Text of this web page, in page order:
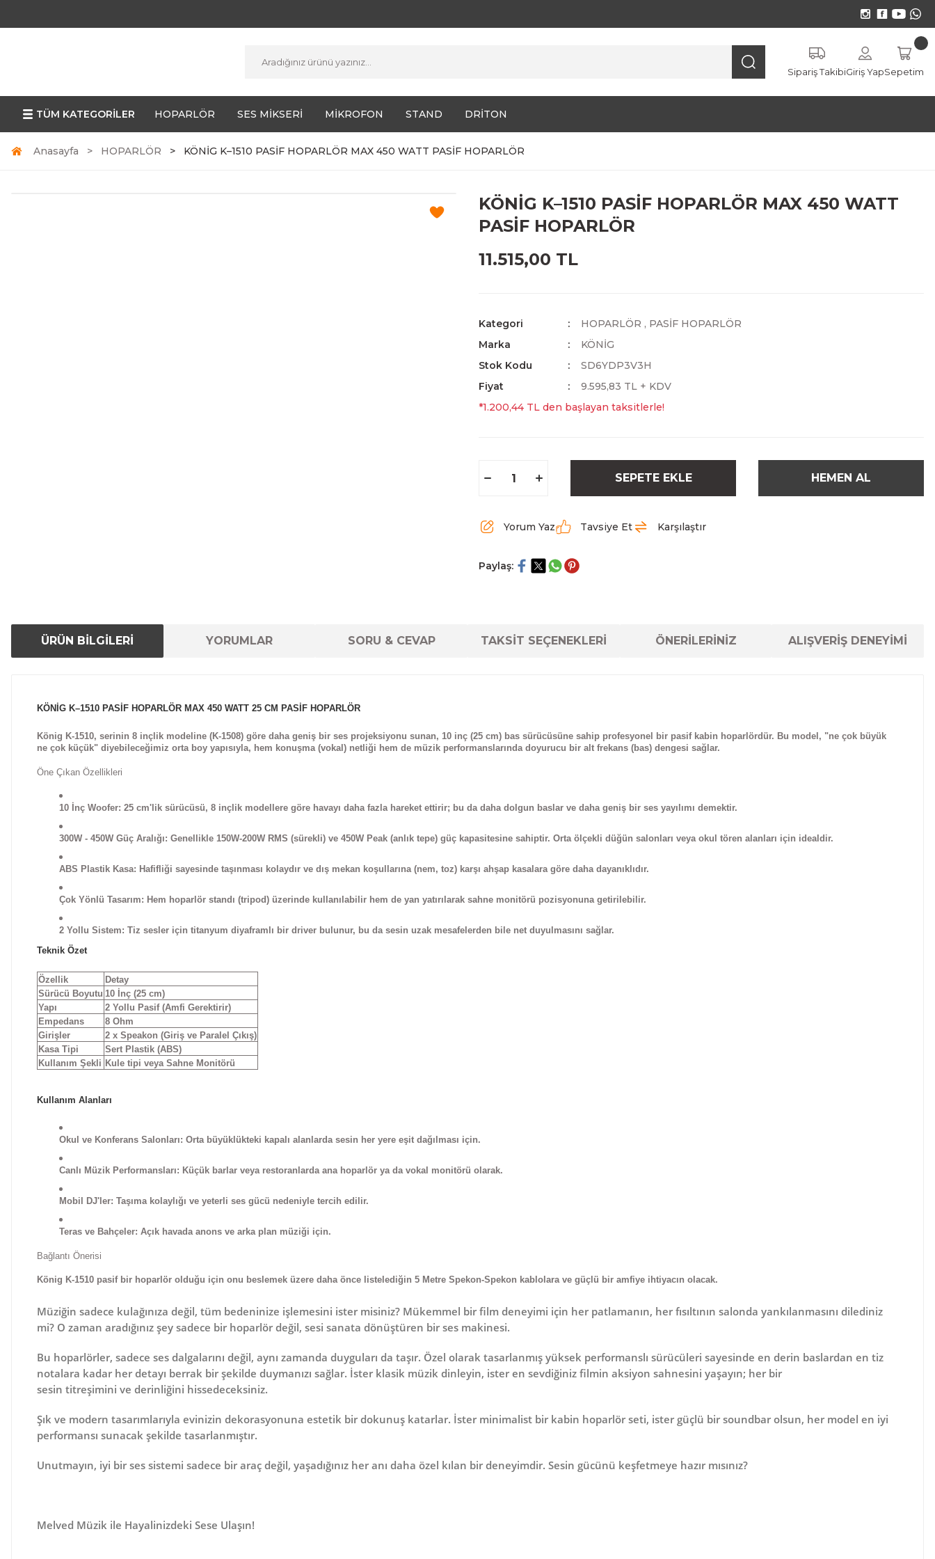
Sipariş TakibiGiriş YapSepetim
TÜM KATEGORİLER HOPARLÖR SES MİKSERİ MİKROFON STAND DRİTON
Anasayfa HOPARLÖR KÖNİG K–1510 PASİF HOPARLÖR MAX 450 WATT PASİF HOPARLÖR
KÖNİG K–1510 PASİF HOPARLÖR MAX 450 WATT
PASİF HOPARLÖR
11.515,00 TL
Kategori HOPARLÖR , PASİF HOPARLÖR
Marka
KÖNİG
Stok Kodu
SD6YDP3V3H
Fiyat
9.595,83 TL + KDV
*1.200,44 TL den başlayan taksitlerle!
SEPETE EKLE HEMEN AL
Yorum Yaz Tavsiye Et Karşılaştır
Paylaş:
ÜRÜN BİLGİLERİ YORUMLAR SORU & CEVAP TAKSİT SEÇENEKLERİ ÖNERİLERİNİZ ALIŞVERİŞ DENEYİMİ
KÖNİG K–1510 PASİF HOPARLÖR MAX 450 WATT 25 CM PASİF HOPARLÖR
König K-1510, serinin 8 inçlik modeline (K-1508) göre daha geniş bir ses projeksiyonu sunan, 10 inç (25 cm) bas sürücüsüne sahip profesyonel bir pasif kabin hoparlördür. Bu model, "ne çok büyük
ne çok küçük" diyebileceğimiz orta boy yapısıyla, hem konuşma (vokal) netliği hem de müzik performanslarında doyurucu bir alt frekans (bas) dengesi sağlar.
Öne Çıkan Özellikleri
10 İnç Woofer: 25 cm'lik sürücüsü, 8 inçlik modellere göre havayı daha fazla hareket ettirir; bu da daha dolgun baslar ve daha geniş bir ses yayılımı demektir.
300W - 450W Güç Aralığı: Genellikle 150W-200W RMS (sürekli) ve 450W Peak (anlık tepe) güç kapasitesine sahiptir. Orta ölçekli düğün salonları veya okul tören alanları için idealdir.
ABS Plastik Kasa: Hafifliği sayesinde taşınması kolaydır ve dış mekan koşullarına (nem, toz) karşı ahşap kasalara göre daha dayanıklıdır.
Çok Yönlü Tasarım: Hem hoparlör standı (tripod) üzerinde kullanılabilir hem de yan yatırılarak sahne monitörü pozisyonuna getirilebilir.
2 Yollu Sistem: Tiz sesler için titanyum diyaframlı bir driver bulunur, bu da sesin uzak mesafelerden bile net duyulmasını sağlar.
Teknik Özet
Özellik
Detay
Sürücü Boyutu 10 İnç (25 cm)
Yapı
2 Yollu Pasif (Amfi Gerektirir)
Empedans
8 Ohm
Girişler
2 x Speakon (Giriş ve Paralel Çıkış)
Kasa Tipi
Sert Plastik (ABS)
Kullanım Şekli Kule tipi veya Sahne Monitörü
Kullanım Alanları
Okul ve Konferans Salonları: Orta büyüklükteki kapalı alanlarda sesin her yere eşit dağılması için.
Canlı Müzik Performansları: Küçük barlar veya restoranlarda ana hoparlör ya da vokal monitörü olarak.
Mobil DJ'ler: Taşıma kolaylığı ve yeterli ses gücü nedeniyle tercih edilir.
Teras ve Bahçeler: Açık havada anons ve arka plan müziği için.
Bağlantı Önerisi
König K-1510 pasif bir hoparlör olduğu için onu beslemek üzere daha önce listelediğin 5 Metre Spekon-Spekon kablolara ve güçlü bir amfiye ihtiyacın olacak.
Müziğin sadece kulağınıza değil, tüm bedeninize işlemesini ister misiniz? Mükemmel bir film deneyimi için her patlamanın, her fısıltının salonda yankılanmasını dilediniz
mi? O zaman aradığınız şey sadece bir hoparlör değil, sesi sanata dönüştüren bir ses makinesi.
Bu hoparlörler, sadece ses dalgalarını değil, aynı zamanda duyguları da taşır. Özel olarak tasarlanmış yüksek performanslı sürücüleri sayesinde en derin baslardan en tiz
notalara kadar her detayı berrak bir şekilde duymanızı sağlar. İster klasik müzik dinleyin, ister en sevdiğiniz filmin aksiyon sahnesini yaşayın; her bir
sesin titreşimini ve derinliğini hissedeceksiniz.
Şık ve modern tasarımlarıyla evinizin dekorasyonuna estetik bir dokunuş katarlar. İster minimalist bir kabin hoparlör seti, ister güçlü bir soundbar olsun, her model en iyi
performansı sunacak şekilde tasarlanmıştır.
Unutmayın, iyi bir ses sistemi sadece bir araç değil, yaşadığınız her anı daha özel kılan bir deneyimdir. Sesin gücünü keşfetmeye hazır mısınız?
Melved Müzik ile Hayalinizdeki Sese Ulaşın!